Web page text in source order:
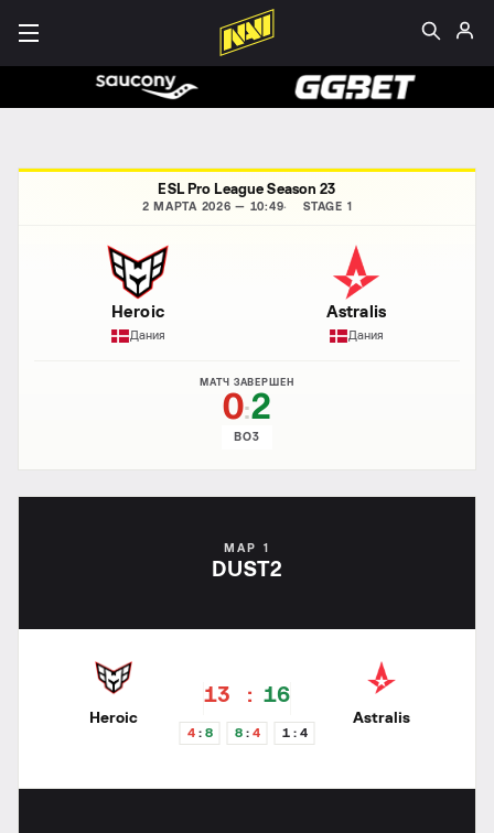
ESL Pro League Season 23
2 МАРТА 2026 — 10:49 STAGE 1
Heroic
Дания
МАТЧ ЗАВЕРШЕН
0:2
BO3
Astralis
Дания
MAP 1
DUST2
Heroic
13 16
4 8 8 4 1 4
Astralis